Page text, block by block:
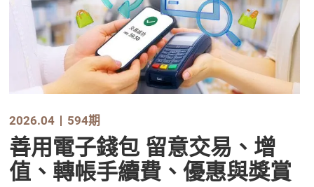
2026.04 594期
善用電子錢包 留意交易、增
值、轉帳手續費、優惠與獎賞